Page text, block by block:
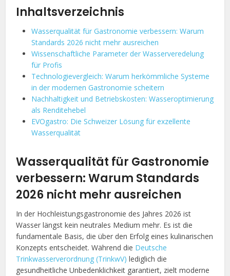
Inhaltsverzeichnis
Wasserqualität für Gastronomie verbessern: Warum
Standards 2026 nicht mehr ausreichen
Wissenschaftliche Parameter der Wasserveredelung
für Profis
Technologievergleich: Warum herkömmliche Systeme
in der modernen Gastronomie scheitern
Nachhaltigkeit und Betriebskosten: Wasseroptimierung
als Renditehebel
EVOgastro: Die Schweizer Lösung für exzellente
Wasserqualität
Wasserqualität für Gastronomie
verbessern: Warum Standards
2026 nicht mehr ausreichen
In der Hochleistungsgastronomie des Jahres 2026 ist
Wasser längst kein neutrales Medium mehr. Es ist die
fundamentale Basis, die über den Erfolg eines kulinarischen
Konzepts entscheidet. Während die Deutsche
Trinkwasserverordnung (TrinkwV) lediglich die
gesundheitliche Unbedenklichkeit garantiert, zielt moderne